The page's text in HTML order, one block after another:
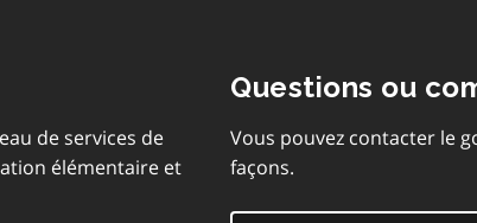
de services de
élémentaire et
Questions ou
Vous pouvez contacter le
façons.